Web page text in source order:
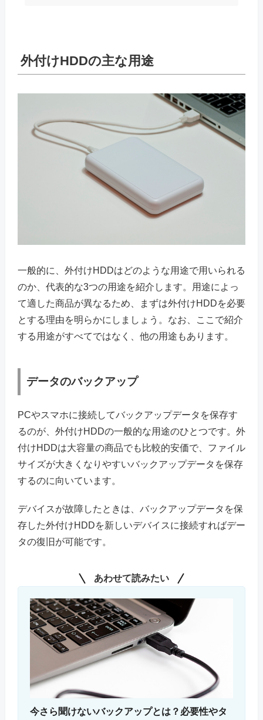
外付けHDDの主な用途
一般的に、外付けHDDはどのような用途で用いられる
のか、代表的な3つの用途を紹介します。用途によっ
て適した商品が異なるため、まずは外付けHDDを必要
とする理由を明らかにしましょう。なお、ここで紹介
する用途がすべてではなく、他の用途もあります。
データのバックアップ
PCやスマホに接続してバックアップデータを保存す
るのが、外付けHDDの一般的な用途のひとつです。外
付けHDDは大容量の商品でも比較的安価で、ファイル
サイズが大きくなりやすいバックアップデータを保存
するのに向いています。
デバイスが故障したときは、バックアップデータを保
存した外付けHDDを新しいデバイスに接続すればデー
タの復旧が可能です。
あわせて読みたい
今さら聞けないバックアップとは？必要性やタ